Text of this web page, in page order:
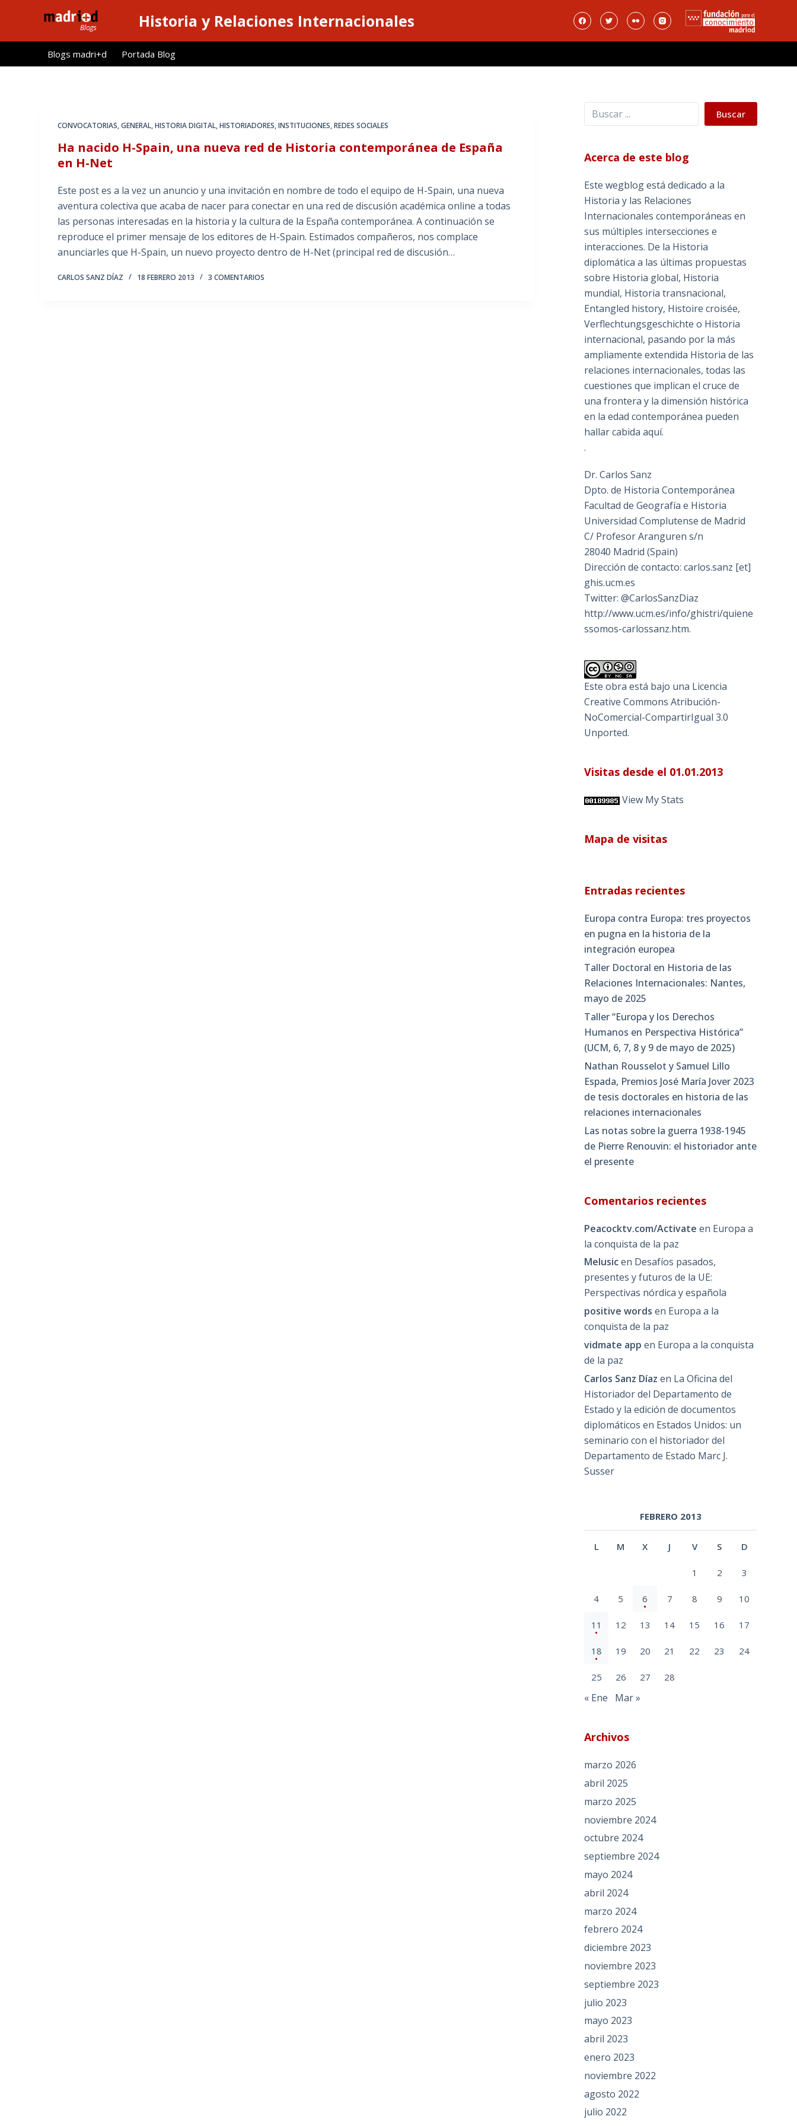
l
Historia y Relaciones Internacionales
Blogs madri+d Portada Blog
CONVOCATORIAS,GENERAL,HISTORIA DIGITAL,HISTORIADORES,INSTITUCIONES,REDES SOCIALES
Ha nacido H-Spain, una nueva red de Historia contemporánea de España
en H-Net
Este post es a la vez un anuncio y una invitación en nombre de todo el equipo de H-Spain, una nueva
aventura colectiva que acaba de nacer para conectar en una red de discusión académica online a todas
las personas interesadas en la historia y la cultura de la España contemporánea. A continuación se
reproduce el primer mensaje de los editores de H-Spain. Estimados compañeros, nos complace
anunciarles que H-Spain, un nuevo proyecto dentro de H-Net (principal red de discusión…
CARLOS SANZ DÍAZ 18 FEBRERO 2013 3 COMENTARIOS
Buscar Buscar
Acerca de este blog
Este wegblog está dedicado a la
Historia y las Relaciones
Internacionales contemporáneas en
sus múltiples intersecciones e
interacciones. De la Historia
diplomática a las últimas propuestas
sobre Historia global, Historia
mundial, Historia transnacional,
Entangled history, Histoire croisée,
Verflechtungsgeschichte o Historia
internacional, pasando por la más
ampliamente extendida Historia de las
relaciones internacionales, todas las
cuestiones que implican el cruce de
una frontera y la dimensión histórica
en la edad contemporánea pueden
hallar cabida aquí.
.
Dr. Carlos Sanz
Dpto. de Historia Contemporánea
Facultad de Geografía e Historia
Universidad Complutense de Madrid
C/ Profesor Aranguren s/n
28040 Madrid (Spain)
Dirección de contacto: carlos.sanz [et]
ghis.ucm.es
Twitter: @CarlosSanzDiaz
http://www.ucm.es/info/ghistri/quiene
ssomos-carlossanz.htm.
Este obra está bajo una Licencia
Creative Commons Atribución-
NoComercial-CompartirIgual 3.0
Unported.
Visitas desde el 01.01.2013
View My Stats
Mapa de visitas
Entradas recientes
Europa contra Europa: tres proyectos
en pugna en la historia de la
integración europea
Taller Doctoral en Historia de las
Relaciones Internacionales: Nantes,
mayo de 2025
Taller “Europa y los Derechos
Humanos en Perspectiva Histórica”
(UCM, 6, 7, 8 y 9 de mayo de 2025)
Nathan Rousselot y Samuel Lillo
Espada, Premios José María Jover 2023
de tesis doctorales en historia de las
relaciones internacionales
Las notas sobre la guerra 1938-1945
de Pierre Renouvin: el historiador ante
el presente
Comentarios recientes
Peacocktv.com/Activate en Europa a
la conquista de la paz
Melusicen Desafíos pasados,
presentes y futuros de la UE:
Perspectivas nórdica y española
positive words en Europa a la
conquista de la paz
vidmate app en Europa a la conquista
de la paz
Carlos Sanz Díaz en La Oficina del
Historiador del Departamento de
Estado y la edición de documentos
diplomáticos en Estados Unidos: un
seminario con el historiador del
Departamento de Estado Marc J.
Susser
FEBRERO 2013
L M X J V S D
1 2 3
4 5 6 7 8 9 10
11 12 13 14 15 16 17
18 19 20 21 22 23 24
25 26 27 28
« Ene Mar »
Archivos
marzo 2026
abril 2025
marzo 2025
noviembre 2024
octubre 2024
septiembre 2024
mayo 2024
abril 2024
marzo 2024
febrero 2024
diciembre 2023
noviembre 2023
septiembre 2023
julio 2023
mayo 2023
abril 2023
enero 2023
noviembre 2022
agosto 2022
julio 2022